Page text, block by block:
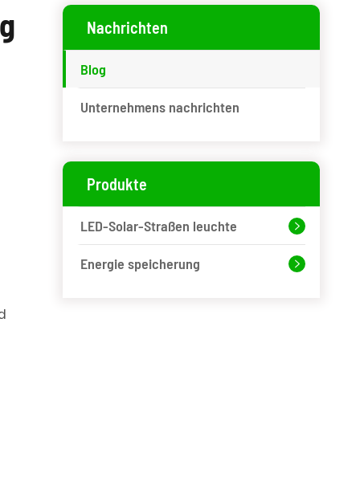
Nachrichten
Blog
Unternehmens nachrichten
Produkte
LED-Solar-Straßen leuchte 
Energie speicherung 